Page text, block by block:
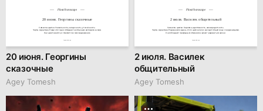
Floral horoscope
20 июня. Георгины сказочные
Символы цветка: Уникальность, загадочность, утончённость.
Черты характера: Люди этого дня обладают необычным взглядом на мир.
Они ценят красоту и стремятся к самовыражению.
20 июня. Георгины
сказочные
Agey Tomesh
Floral horoscope
2 июля. Василек общительный
Символы цветка: Харизма, адаптивность, жизнерадостность.
Черты характера: Родившиеся в день этого цветка легко находят общий язык с окружающими.
Они обладают природным обаянием и умеют радоваться жизни.
2 июля. Василек
общительный
Agey Tomesh